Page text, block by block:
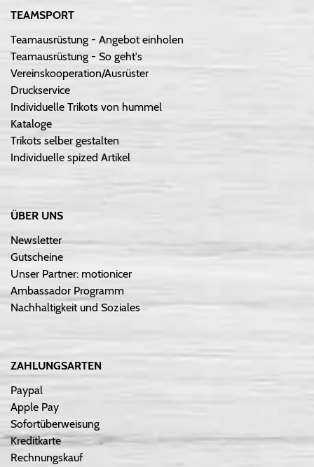
TEAMSPORT
Teamausrüstung - Angebot einholen
Teamausrüstung - So geht's
Vereinskooperation/Ausrüster
Druckservice
Individuelle Trikots von hummel
Kataloge
Trikots selber gestalten
Individuelle spized Artikel
ÜBER UNS
Newsletter
Gutscheine
Unser Partner: motionicer
Ambassador Programm
Nachhaltigkeit und Soziales
ZAHLUNGSARTEN
Paypal
Apple Pay
Sofortüberweisung
Kreditkarte
Rechnungskauf